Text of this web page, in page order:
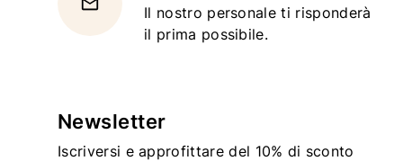
Il nostro personale ti risponderà
il prima possibile.
Newsletter
Iscriversi e approfittare del 10% di sconto